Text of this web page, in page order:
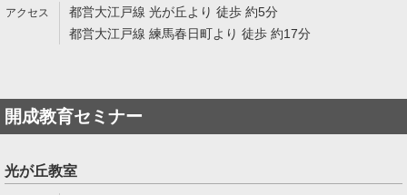
都営大江戸線 光が丘より 徒歩 約5分
都営大江戸線 練馬春日町より 徒歩 約17分
開成教育セミナー
光が丘教室